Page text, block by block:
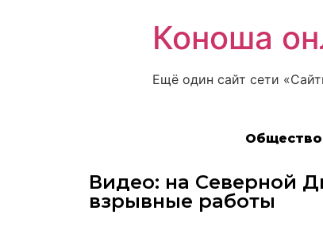
Коноша
Ещё один сайт сети
Общество
Видео: на Северной
взрывные работы